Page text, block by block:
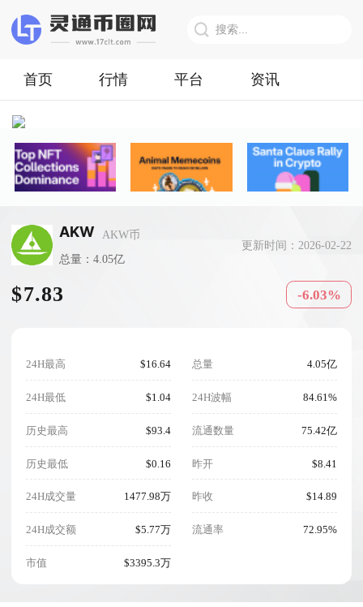
首页 行情 平台 资讯
AKW
AKW币
总量：4.05亿
更新时间：2026-02-22
$7.83 -6.03%
24H最高 $16.64
24H最低 $1.04
历史最高 $93.4
历史最低 $0.16
24H成交量 1477.98万
24H成交额 $5.77万
市值 $3395.3万
总量 4.05亿
24H波幅 84.61%
流通数量 75.42亿
昨开 $8.41
昨收 $14.89
流通率 72.95%